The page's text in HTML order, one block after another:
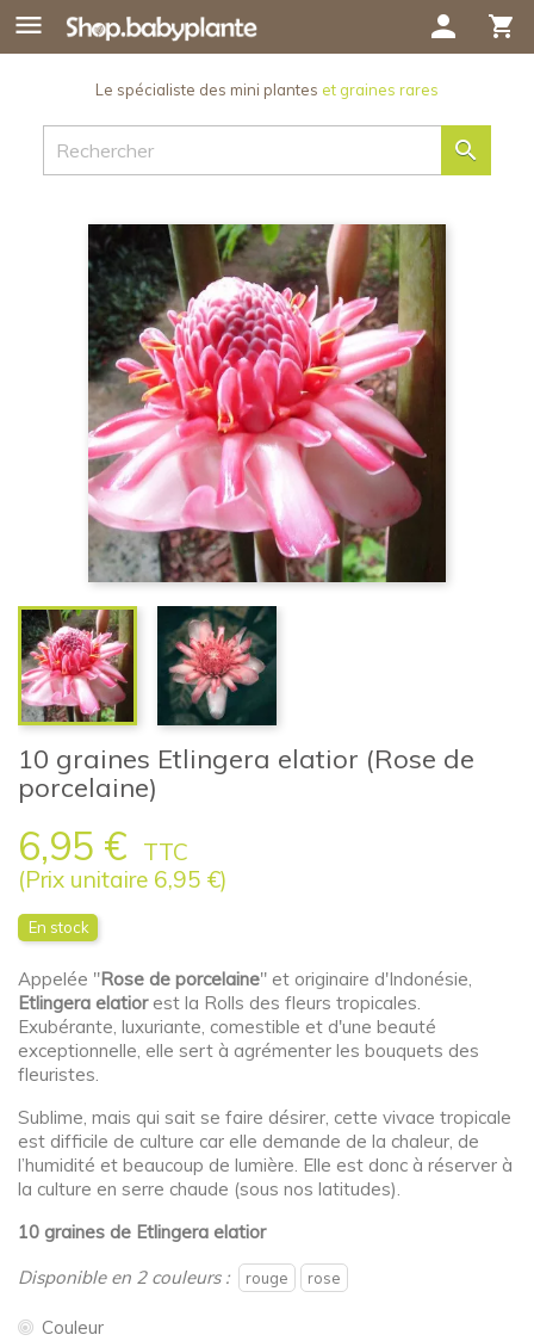
 shopping_cart
person
Le spécialiste des mini plantes et graines rares

10 graines Etlingera elatior (Rose de
porcelaine)
6,95 €
TTC
(Prix unitaire 6,95 €)
En stock
Appelée "Rose de porcelaine" et originaire d'Indonésie,
Etlingera elatiorest la Rolls des fleurs tropicales.
Exubérante, luxuriante, comestible et d'une beauté
exceptionnelle, elle sert à agrémenter les bouquets des
fleuristes.
Sublime, mais qui sait se faire désirer, cette vivace tropicale
est difficile de culture car elle demande de la chaleur, de
l’humidité et beaucoup de lumière. Elle est donc à réserver à
la culture en serre chaude (sous nos latitudes).
10 graines de Etlingera elatior
Disponible en 2 couleurs :
rouge rose
Couleur